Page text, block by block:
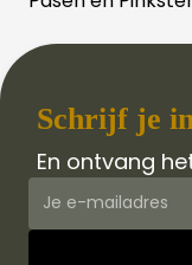
Schrijf je
En ontvang